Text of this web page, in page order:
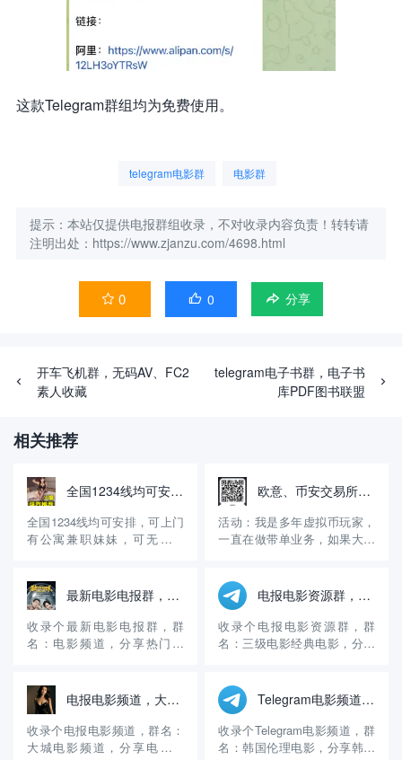
这款Telegram群组均为免费使用。
telegram电影群 电影群
提示：本站仅提供电报群组收录，不对收录内容负责！转转请
注明出处：https://www.zjanzu.com/4698.html
 0  0 分享
开车飞机群，无码AV、FC2
素人收藏
telegram电子书群，电子书
库PDF图书联盟
相关推荐
全国1234线均可安排，无定金，先做后付自带公寓火鱼号:WE8866
全国1234线均可安排，可上门
有公寓兼职妹妹，可无套内
火鱼账号：WE8866【QQ微信
风控】约炮请到应用商店或 百
度浏览器 搜索（火鱼）APP下
载 登陆好后添加妹妹 《火鱼
欧意、币安交易所邀请码，享受30%的返佣！
活动：我是多年虚拟币玩家，
一直在做带单业务，如果大家
30%的手续费返佣。另外，可
以进入我的交易群组，免费享
受交易策略！ 介绍：交易是我
的副业，一直在做区块链交
最新电影电报群，电影频道
收录个最新电影电报群，群
名：电影频道，分享热门电
个电影电报群创建的时间挺长
的，算是比较早的电影群了，
主要分享热门电影和最新电
影，更新的速度很快，内容丰
电报电影资源群，三级电影经典电影
收录个电报电影资源群，群
名：三级电影经典电影，分享
@sfAVcn 群组介绍：这个电
报电影群创建的时间挺长的，
算是很早的电影群了，主要提
供电影资源下载和观看，更新
电报电影频道，大城电影频道
收录个电报电影频道，群名：
大城电影频道，分享电影资
Telegram电影频道，韩国伦理电影
收录个Telegram电影频道，群
名：韩国伦理电影，分享韩国